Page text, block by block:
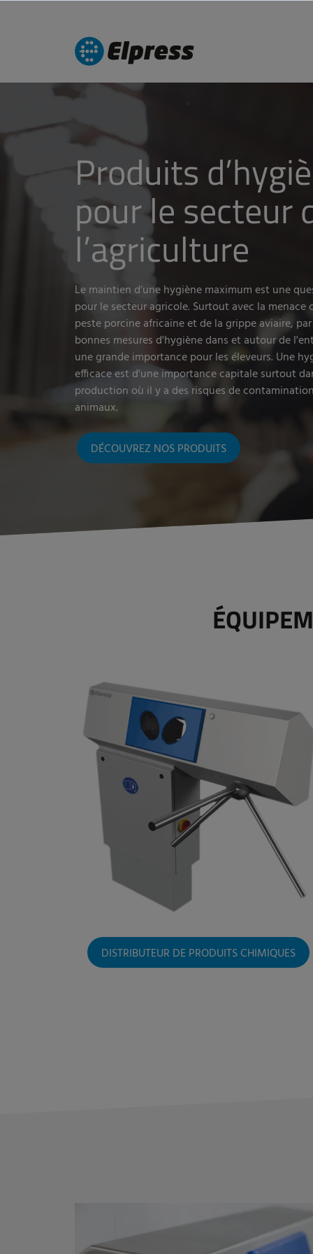
Produits
pour le secteur
l’agriculture
Le maintien d’une hygiène maximum est une
pour le secteur agricole. Surtout avec la menace
peste porcine africaine et de la grippe aviaire,
bonnes mesures d'hygiène dans et autour de
une grande importance pour les éleveurs. Une
efficace est d'une importance capitale surtout
production où il y a des risques de
animaux.
DÉCOUVREZ NOS PRODUITS
DISTRIBUTEUR DE PRODUITS CHIMIQUES